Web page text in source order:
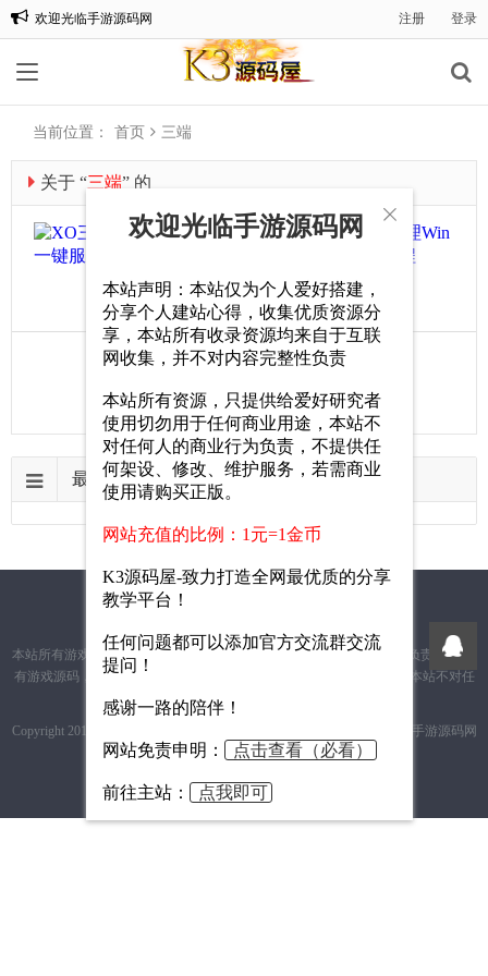
欢迎光临手游源码网 注册 登录
当前位置： 首页 三端
关于 “三端” 的
文章
最新留言

欢迎光临手游源码网
本站声明：本站仅为个人爱好搭建，
分享个人建站心得，收集优质资源分
享，本站所有收录资源均来自于互联
网收集，并不对内容完整性负责
本站所有资源，只提供给爱好研究者
使用切勿用于任何商业用途，本站不
对任何人的商业行为负责，不提供任
何架设、修改、维护服务，若需商业
使用请购买正版。
网站充值的比例：1元=1金币
K3源码屋-致力打造全网最优质的分享
教学平台！
任何问题都可以添加官方交流群交流
提问！
感谢一路的陪伴！
网站免责申明： 点击查看（必看）
前往主站： 点我即可
本站所有游戏源码均来自于互联网收集或交换 并不对内服务端完整的负责 本站所
有游戏源码，只提游戏源码给爱好研究者使用， 切勿用于商业用途，本站不对任
何的商业行为负责
Copyright 2018-2019 http://www.hnxd.net/ All Rights Reserved Powered by
手游源码网
·Hecms| 皖B8-88888888-8 免责申明赞助与捐赠
技术支持： ZBlog模板开发赞助：